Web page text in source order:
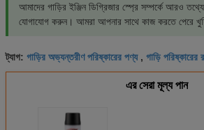
আমাদের গাড়ির ইঞ্জিন ডিগ্রিজার স্প্রে সম্পর্কে আরও
যোগাযোগ করুন। আমরা আপনার সাথে কাজ করতে পেরে
ট্যাগ: গাড়ির অভ্যন্তরীণ পরিষ্কারের পণ্য, গাড়ি পরিষ্কারের
এর সেরা মূল্য পান